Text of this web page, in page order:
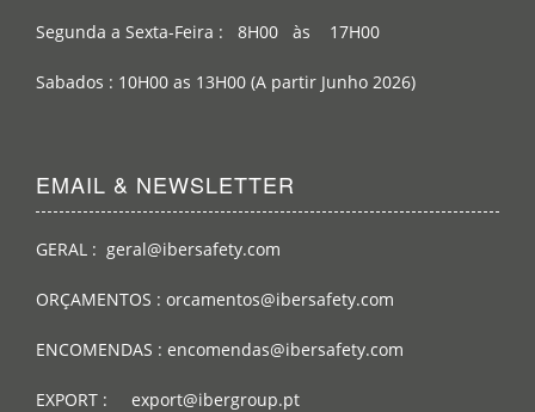
Segunda a Sexta-Feira : 8H00 às 17H00
Sabados : 10H00 as 13H00 (A partir Junho 2026)
EMAIL & NEWSLETTER
GERAL : geral@ibersafety.com
ORÇAMENTOS : orcamentos@ibersafety.com
ENCOMENDAS : encomendas@ibersafety.com
EXPORT : export@ibergroup.pt